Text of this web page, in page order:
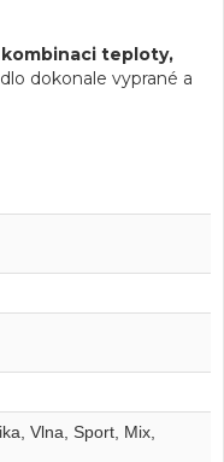
teploty,
dokonale vyprané a
Vlna, Sport, Mix,